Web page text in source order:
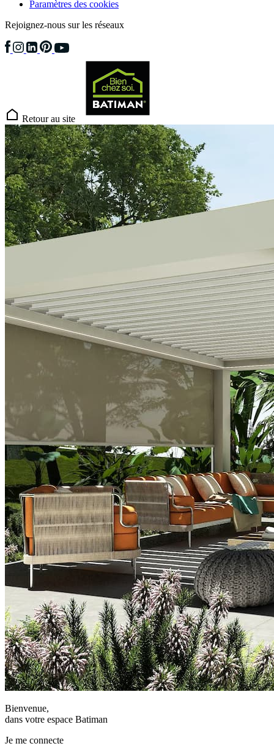
Paramètres des cookies
Rejoignez-nous sur les réseaux
Retour au site
Bienvenue,
dans votre espace Batiman
Je me connecte